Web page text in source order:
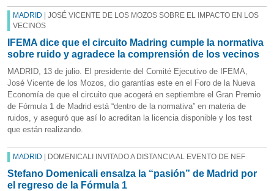
MADRID | JOSÉ VICENTE DE LOS MOZOS SOBRE EL IMPACTO EN LOS
VECINOS
IFEMA dice que el circuito Madring cumple la normativa
sobre ruido y agradece la comprensión de los vecinos
MADRID, 13 de julio. El presidente del Comité Ejecutivo de IFEMA,
José Vicente de los Mozos, dio garantías este en el Foro de la Nueva
Economía de que el circuito que acogerá en septiembre el Gran Premio
de Fórmula 1 de Madrid está “dentro de la normativa” en materia de
ruidos, y aseguró que así lo acreditan la licencia disponible y los test
que están realizando.
MADRID | DOMENICALI INVITADO A DISTANCIA AL EVENTO DE NEF
Stefano Domenicali ensalza la “pasión” de Madrid por
el regreso de la Fórmula 1